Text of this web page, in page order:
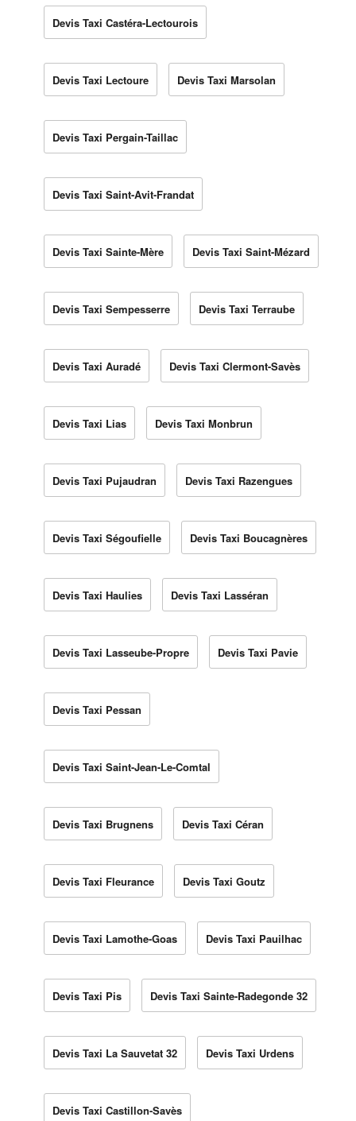
Devis Taxi Castéra-Lectourois
Devis Taxi Lectoure Devis Taxi Marsolan
Devis Taxi Pergain-Taillac
Devis Taxi Saint-Avit-Frandat
Devis Taxi Sainte-Mère Devis Taxi Saint-Mézard
Devis Taxi Sempesserre Devis Taxi Terraube
Devis Taxi Auradé Devis Taxi Clermont-Savès
Devis Taxi Lias Devis Taxi Monbrun
Devis Taxi Pujaudran Devis Taxi Razengues
Devis Taxi Ségoufielle Devis Taxi Boucagnères
Devis Taxi Haulies Devis Taxi Lasséran
Devis Taxi Lasseube-Propre Devis Taxi Pavie
Devis Taxi Pessan
Devis Taxi Saint-Jean-Le-Comtal
Devis Taxi Brugnens Devis Taxi Céran
Devis Taxi Fleurance Devis Taxi Goutz
Devis Taxi Lamothe-Goas Devis Taxi Pauilhac
Devis Taxi Pis Devis Taxi Sainte-Radegonde 32
Devis Taxi La Sauvetat 32 Devis Taxi Urdens
Devis Taxi Castillon-Savès